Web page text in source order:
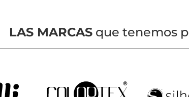
LAS MARCASque tenemos